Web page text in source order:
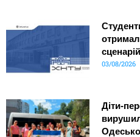
03/08/2026
Діти-